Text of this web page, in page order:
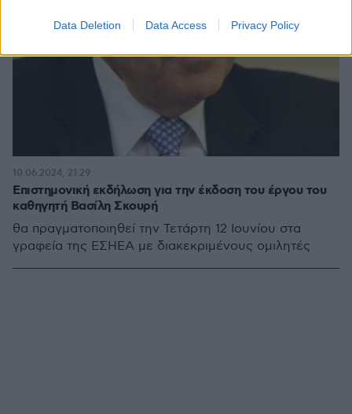
Data Deletion Data Access Privacy Policy
Επιστημονική εκδήλωση για την έκδοση του έργου του
καθηγητή Βασίλη Σκουρή
θα πραγματοποιηθεί την Τετάρτη 12 Ιουνίου στα
γραφεία της ΕΣΗΕΑ με διακεκριμένους ομιλητές
10.06.2024, 21:29